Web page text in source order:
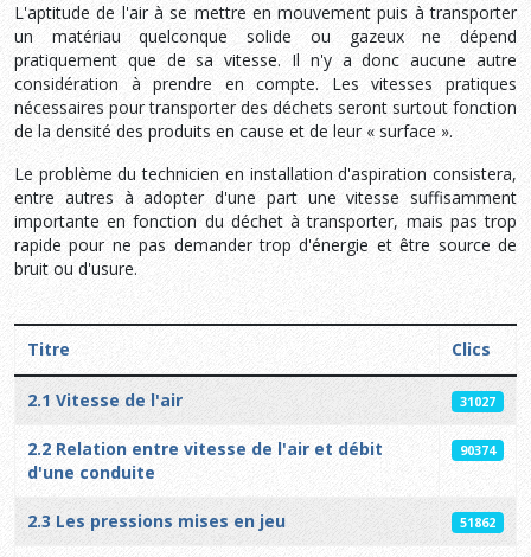
L'aptitude de l'air à se mettre en mouvement puis à transporter
un matériau quelconque solide ou gazeux ne dépend
pratiquement que de sa vitesse. Il n'y a donc aucune autre
considération à prendre en compte. Les vitesses pratiques
nécessaires pour transporter des déchets seront surtout fonction
de la densité des produits en cause et de leur « surface ».
Le problème du technicien en installation d'aspiration consistera,
entre autres à adopter d'une part une vitesse suffisamment
importante en fonction du déchet à transporter, mais pas trop
rapide pour ne pas demander trop d'énergie et être source de
bruit ou d'usure.
Articles
Titre Clics
2.1 Vitesse de l'air 31027
2.2 Relation entre vitesse de l'air et débit
d'une conduite
90374
2.3 Les pressions mises en jeu 51862